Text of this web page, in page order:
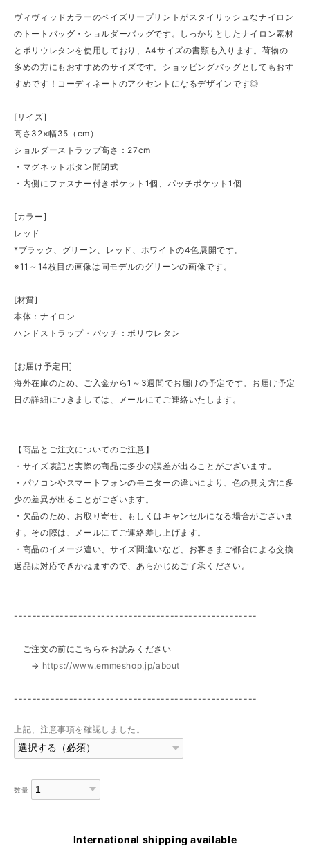
ヴィヴィッドカラーのペイズリープリントがスタイリッシュなナイロン
のトートバッグ・ショルダーバッグです。しっかりとしたナイロン素材
とポリウレタンを使用しており、A4サイズの書類も入ります。荷物の
多めの方にもおすすめのサイズです。ショッピングバッグとしてもおす
すめです！コーディネートのアクセントになるデザインです◎
[サイズ]
高さ32×幅35（cm）
ショルダーストラップ高さ：27cm
・マグネットボタン開閉式
・内側にファスナー付きポケット1個、パッチポケット1個
[カラー]
レッド
*ブラック、グリーン、レッド、ホワイトの4色展開です。
※11～14枚目の画像は同モデルのグリーンの画像です。
[材質]
本体：ナイロン
ハンドストラップ・パッチ：ポリウレタン
[お届け予定日]
海外在庫のため、ご入金から1～3週間でお届けの予定です。お届け予定
日の詳細につきましては、メールにてご連絡いたします。
【商品とご注文についてのご注意】
・サイズ表記と実際の商品に多少の誤差が出ることがございます。
・パソコンやスマートフォンのモニターの違いにより、色の見え方に多
少の差異が出ることがございます。
・欠品のため、お取り寄せ、もしくはキャンセルになる場合がございま
す。その際は、メールにてご連絡差し上げます。
・商品のイメージ違い、サイズ間違いなど、お客さまご都合による交換
返品は対応できかねますので、あらかじめご了承ください。
-----------------------------------------------------
ご注文の前にこちらをお読みください
→ https://www.emmeshop.jp/about
-----------------------------------------------------
上記、注意事項を確認しました。
数量
International shipping available